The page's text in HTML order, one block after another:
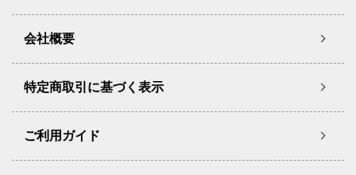
会社概要
特定商取引に基づく表示
ご利用ガイド